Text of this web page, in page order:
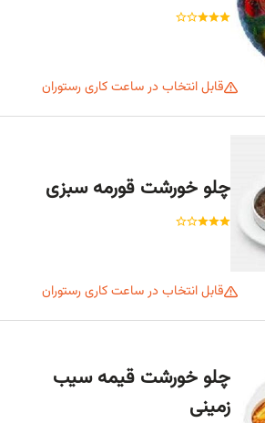
قابل انتخاب در ساعت کاری رستوران
چلو خورشت قورمه سبزی
قابل انتخاب در ساعت کاری رستوران
چلو خورشت قیمه سیب
زمینی